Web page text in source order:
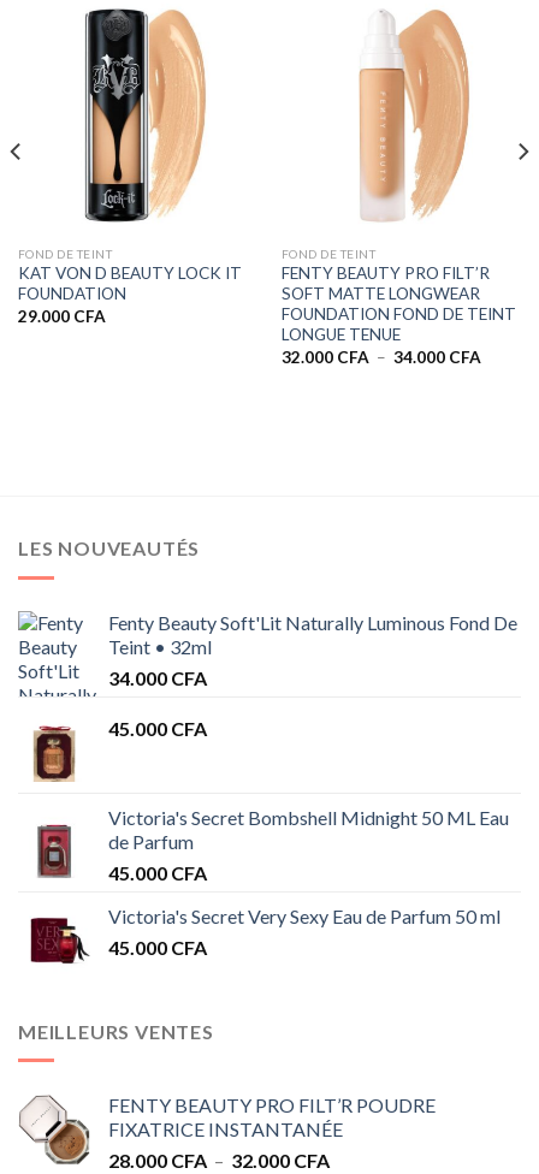
FOND DE TEINT
KAT VON D BEAUTY LOCK IT
FOUNDATION
29.000 CFA
FOND DE TEINT
FENTY BEAUTY PRO FILT’R
SOFT MATTE LONGWEAR
FOUNDATION FOND DE TEINT
LONGUE TENUE
32.000 CFA – 34.000 CFAPlage
LES NOUVEAUTÉS
Fenty Beauty Soft'Lit Naturally Luminous Fond De
Teint • 32ml
34.000 CFA
45.000 CFA
Victoria's Secret Bombshell Midnight 50 ML Eau
de Parfum
45.000 CFA
Victoria's Secret Very Sexy Eau de Parfum 50 ml
45.000 CFA
MEILLEURS VENTES
FENTY BEAUTY PRO FILT’R POUDRE
FIXATRICE INSTANTANÉE
28.000 CFA – 32.000 CFAPlage